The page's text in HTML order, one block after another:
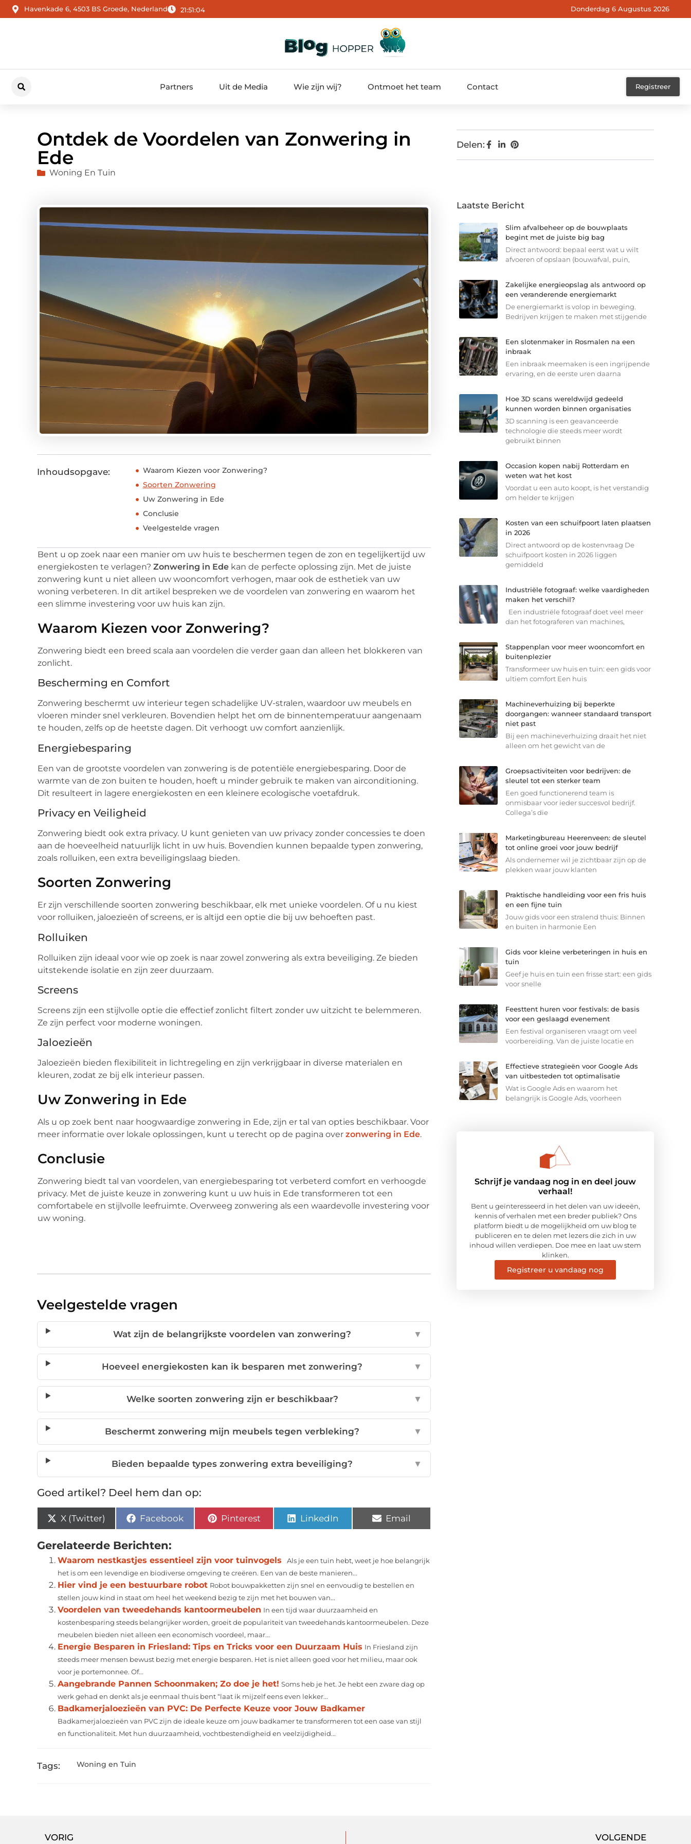
Havenkade 6, 4503 BS Groede, Nederland 21:51:05 Donderdag 6 Augustus 2026
Partners Uit de Media Wie zijn wij? Ontmoet het team Contact Registreer
Ontdek de Voordelen van Zonwering in
Ede
Woning En Tuin
Inhoudsopgave:
Waarom Kiezen voor Zonwering?
Soorten Zonwering
Uw Zonwering in Ede
Conclusie
Veelgestelde vragen
Bent u op zoek naar een manier om uw huis te beschermen tegen de zon en tegelijkertijd uw
energiekosten te verlagen? Zonwering in Ede kan de perfecte oplossing zijn. Met de juiste
zonwering kunt u niet alleen uw wooncomfort verhogen, maar ook de esthetiek van uw
woning verbeteren. In dit artikel bespreken we de voordelen van zonwering en waarom het
een slimme investering voor uw huis kan zijn.
Waarom Kiezen voor Zonwering?
Zonwering biedt een breed scala aan voordelen die verder gaan dan alleen het blokkeren van
zonlicht.
Bescherming en Comfort
Zonwering beschermt uw interieur tegen schadelijke UV-stralen, waardoor uw meubels en
vloeren minder snel verkleuren. Bovendien helpt het om de binnentemperatuur aangenaam
te houden, zelfs op de heetste dagen. Dit verhoogt uw comfort aanzienlijk.
Energiebesparing
Een van de grootste voordelen van zonwering is de potentiële energiebesparing. Door de
warmte van de zon buiten te houden, hoeft u minder gebruik te maken van airconditioning.
Dit resulteert in lagere energiekosten en een kleinere ecologische voetafdruk.
Privacy en Veiligheid
Zonwering biedt ook extra privacy. U kunt genieten van uw privacy zonder concessies te doen
aan de hoeveelheid natuurlijk licht in uw huis. Bovendien kunnen bepaalde typen zonwering,
zoals rolluiken, een extra beveiligingslaag bieden.
Soorten Zonwering
Er zijn verschillende soorten zonwering beschikbaar, elk met unieke voordelen. Of u nu kiest
voor rolluiken, jaloezieën of screens, er is altijd een optie die bij uw behoeften past.
Rolluiken
Rolluiken zijn ideaal voor wie op zoek is naar zowel zonwering als extra beveiliging. Ze bieden
uitstekende isolatie en zijn zeer duurzaam.
Screens
Screens zijn een stijlvolle optie die effectief zonlicht filtert zonder uw uitzicht te belemmeren.
Ze zijn perfect voor moderne woningen.
Jaloezieën
Jaloezieën bieden flexibiliteit in lichtregeling en zijn verkrijgbaar in diverse materialen en
kleuren, zodat ze bij elk interieur passen.
Uw Zonwering in Ede
Als u op zoek bent naar hoogwaardige zonwering in Ede, zijn er tal van opties beschikbaar. Voor
meer informatie over lokale oplossingen, kunt u terecht op de pagina over zonwering in Ede.
Conclusie
Zonwering biedt tal van voordelen, van energiebesparing tot verbeterd comfort en verhoogde
privacy. Met de juiste keuze in zonwering kunt u uw huis in Ede transformeren tot een
comfortabele en stijlvolle leefruimte. Overweeg zonwering als een waardevolle investering voor
uw woning.
Veelgestelde vragen
Wat zijn de belangrijkste voordelen van zonwering? ▼
Hoeveel energiekosten kan ik besparen met zonwering? ▼
Welke soorten zonwering zijn er beschikbaar? ▼
Beschermt zonwering mijn meubels tegen verbleking? ▼
Bieden bepaalde types zonwering extra beveiliging? ▼
Goed artikel? Deel hem dan op:
X (Twitter) Facebook Pinterest LinkedIn Email
Gerelateerde Berichten:
Waarom nestkastjes essentieel zijn voor tuinvogels
Als je een tuin hebt, weet je hoe belangrijk
het is om een levendige en biodiverse omgeving te creëren. Een van de beste manieren...
Hier vind je een bestuurbare robot Robot bouwpakketten zijn snel en eenvoudig te bestellen en
stellen jouw kind in staat om heel het weekend bezig te zijn met het bouwen van...
Voordelen van tweedehands kantoormeubelen In een tijd waar duurzaamheid en
kostenbesparing steeds belangrijker worden, groeit de populariteit van tweedehands kantoormeubelen. Deze
meubelen bieden niet alleen een economisch voordeel, maar...
Energie Besparen in Friesland: Tips en Tricks voor een Duurzaam Huis In Friesland zijn
steeds meer mensen bewust bezig met energie besparen. Het is niet alleen goed voor het milieu, maar ook
voor je portemonnee. Of...
Aangebrande Pannen Schoonmaken; Zo doe je het! Soms heb je het. Je hebt een zware dag op
werk gehad en denkt als je eenmaal thuis bent “laat ik mijzelf eens even lekker...
Badkamerjaloezieën van PVC: De Perfecte Keuze voor Jouw Badkamer
Badkamerjaloezieën van PVC zijn de ideale keuze om jouw badkamer te transformeren tot een oase van stijl
en functionaliteit. Met hun duurzaamheid, vochtbestendigheid en veelzijdigheid...
Tags: Woning en Tuin
Delen:
Laatste Bericht
Slim afvalbeheer op de bouwplaats
begint met de juiste big bag
Direct antwoord: bepaal eerst wat u wilt
afvoeren of opslaan (bouwafval, puin,
Zakelijke energieopslag als antwoord op
een veranderende energiemarkt
De energiemarkt is volop in beweging.
Bedrijven krijgen te maken met stijgende
Een slotenmaker in Rosmalen na een
inbraak
Een inbraak meemaken is een ingrijpende
ervaring, en de eerste uren daarna
Hoe 3D scans wereldwijd gedeeld
kunnen worden binnen organisaties
3D scanning is een geavanceerde
technologie die steeds meer wordt
gebruikt binnen
Occasion kopen nabij Rotterdam en
weten wat het kost
Voordat u een auto koopt, is het verstandig
om helder te krijgen
Kosten van een schuifpoort laten plaatsen
in 2026
Direct antwoord op de kostenvraag De
schuifpoort kosten in 2026 liggen
gemiddeld
Industriële fotograaf: welke vaardigheden
maken het verschil?
Een industriële fotograaf doet veel meer
dan het fotograferen van machines,
Stappenplan voor meer wooncomfort en
buitenplezier
Transformeer uw huis en tuin: een gids voor
ultiem comfort Een huis
Machineverhuizing bij beperkte
doorgangen: wanneer standaard transport
niet past
Bij een machineverhuizing draait het niet
alleen om het gewicht van de
Groepsactiviteiten voor bedrijven: de
sleutel tot een sterker team
Een goed functionerend team is
onmisbaar voor ieder succesvol bedrijf.
Collega’s die
Marketingbureau Heerenveen: de sleutel
tot online groei voor jouw bedrijf
Als ondernemer wil je zichtbaar zijn op de
plekken waar jouw klanten
Praktische handleiding voor een fris huis
en een fijne tuin
Jouw gids voor een stralend thuis: Binnen
en buiten in harmonie Een
Gids voor kleine verbeteringen in huis en
tuin
Geef je huis en tuin een frisse start: een gids
voor snelle
Feesttent huren voor festivals: de basis
voor een geslaagd evenement
Een festival organiseren vraagt om veel
voorbereiding. Van de juiste locatie en
Effectieve strategieën voor Google Ads
van uitbesteden tot optimalisatie
Wat is Google Ads en waarom het
belangrijk is Google Ads, voorheen
Schrijf je vandaag nog in en deel jouw
verhaal!
Bent u geïnteresseerd in het delen van uw ideeën,
kennis of verhalen met een breder publiek? Ons
platform biedt u de mogelijkheid om uw blog te
publiceren en te delen met lezers die zich in uw
inhoud willen verdiepen. Doe mee en laat uw stem
klinken.
Registreer u vandaag nog
VORIG VOLGENDE